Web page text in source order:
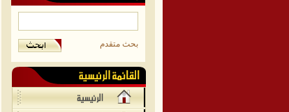
بحث متقدم